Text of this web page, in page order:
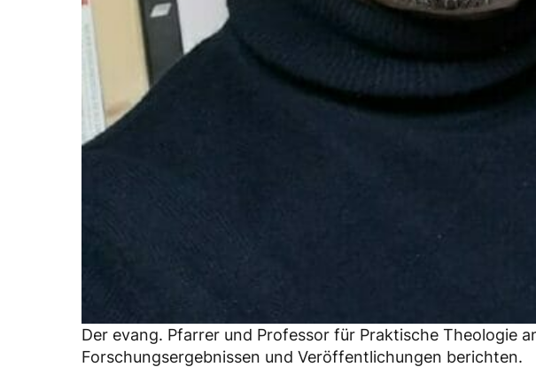
Der evang. Pfarrer und Professor für Praktische Theologie
Forschungsergebnissen und Veröffentlichungen berichten.